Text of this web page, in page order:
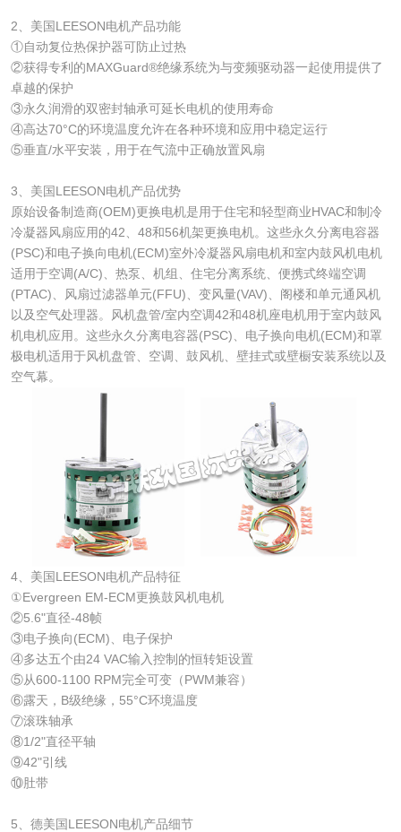
2、美国LEESON电机产品功能
①自动复位热保护器可防止过热
②获得专利的MAXGuard®绝缘系统为与变频驱动器一起使用提供了
卓越的保护
③永久润滑的双密封轴承可延长电机的使用寿命
④高达70°C的环境温度允许在各种环境和应用中稳定运行
⑤垂直/水平安装，用于在气流中正确放置风扇
3、美国LEESON电机产品优势
原始设备制造商(OEM)更换电机是用于住宅和轻型商业HVAC和制冷
冷凝器风扇应用的42、48和56机架更换电机。这些永久分离电容器
(PSC)和电子换向电机(ECM)室外冷凝器风扇电机和室内鼓风机电机
适用于空调(A/C)、热泵、机组、住宅分离系统、便携式终端空调
(PTAC)、风扇过滤器单元(FFU)、变风量(VAV)、阁楼和单元通风机
以及空气处理器。风机盘管/室内空调42和48机座电机用于室内鼓风
机电机应用。这些永久分离电容器(PSC)、电子换向电机(ECM)和罩
极电机适用于风机盘管、空调、鼓风机、壁挂式或壁橱安装系统以及
空气幕。
4、美国LEESON电机产品特征
①Evergreen EM-ECM更换鼓风机电机
②5.6"直径-48帧
③电子换向(ECM)、电子保护
④多达五个由24 VAC输入控制的恒转矩设置
⑤从600-1100 RPM完全可变（PWM兼容）
⑥露天，B级绝缘，55°C环境温度
⑦滚珠轴承
⑧1/2"直径平轴
⑨42"引线
⑩肚带
5、德美国LEESON电机产品细节